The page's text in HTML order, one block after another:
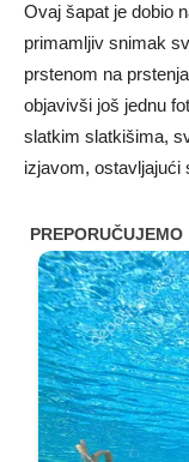
Ovaj šapat je dobio
primamljiv snimak
prstenom na
objavivši još jednu
slatkim slatkišima,
izjavom, ostavljajući